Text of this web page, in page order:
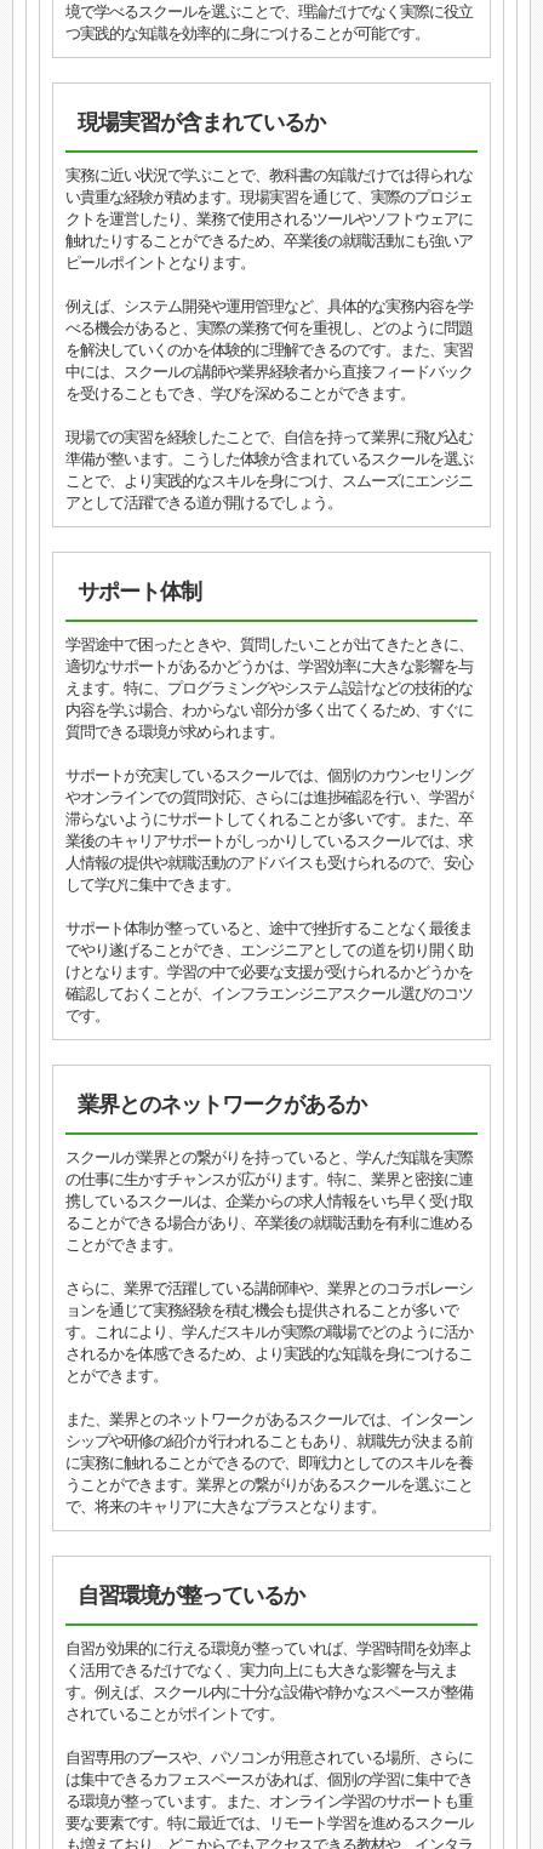
境で学べるスクールを選ぶことで、理論だけでなく実際に役立
つ実践的な知識を効率的に身につけることが可能です。
現場実習が含まれているか
実務に近い状況で学ぶことで、教科書の知識だけでは得られな
い貴重な経験が積めます。現場実習を通じて、実際のプロジェ
クトを運営したり、業務で使用されるツールやソフトウェアに
触れたりすることができるため、卒業後の就職活動にも強いア
ピールポイントとなります。
例えば、システム開発や運用管理など、具体的な実務内容を学
べる機会があると、実際の業務で何を重視し、どのように問題
を解決していくのかを体験的に理解できるのです。また、実習
中には、スクールの講師や業界経験者から直接フィードバック
を受けることもでき、学びを深めることができます。
現場での実習を経験したことで、自信を持って業界に飛び込む
準備が整います。こうした体験が含まれているスクールを選ぶ
ことで、より実践的なスキルを身につけ、スムーズにエンジニ
アとして活躍できる道が開けるでしょう。
サポート体制
学習途中で困ったときや、質問したいことが出てきたときに、
適切なサポートがあるかどうかは、学習効率に大きな影響を与
えます。特に、プログラミングやシステム設計などの技術的な
内容を学ぶ場合、わからない部分が多く出てくるため、すぐに
質問できる環境が求められます。
サポートが充実しているスクールでは、個別のカウンセリング
やオンラインでの質問対応、さらには進捗確認を行い、学習が
滞らないようにサポートしてくれることが多いです。また、卒
業後のキャリアサポートがしっかりしているスクールでは、求
人情報の提供や就職活動のアドバイスも受けられるので、安心
して学びに集中できます。
サポート体制が整っていると、途中で挫折することなく最後ま
でやり遂げることができ、エンジニアとしての道を切り開く助
けとなります。学習の中で必要な支援が受けられるかどうかを
確認しておくことが、インフラエンジニアスクール選びのコツ
です。
業界とのネットワークがあるか
スクールが業界との繋がりを持っていると、学んだ知識を実際
の仕事に生かすチャンスが広がります。特に、業界と密接に連
携しているスクールは、企業からの求人情報をいち早く受け取
ることができる場合があり、卒業後の就職活動を有利に進める
ことができます。
さらに、業界で活躍している講師陣や、業界とのコラボレーシ
ョンを通じて実務経験を積む機会も提供されることが多いで
す。これにより、学んだスキルが実際の職場でどのように活か
されるかを体感できるため、より実践的な知識を身につけるこ
とができます。
また、業界とのネットワークがあるスクールでは、インターン
シップや研修の紹介が行われることもあり、就職先が決まる前
に実務に触れることができるので、即戦力としてのスキルを養
うことができます。業界との繋がりがあるスクールを選ぶこと
で、将来のキャリアに大きなプラスとなります。
自習環境が整っているか
自習が効果的に行える環境が整っていれば、学習時間を効率よ
く活用できるだけでなく、実力向上にも大きな影響を与えま
す。例えば、スクール内に十分な設備や静かなスペースが整備
されていることがポイントです。
自習専用のブースや、パソコンが用意されている場所、さらに
は集中できるカフェスペースがあれば、個別の学習に集中でき
る環境が整っています。また、オンライン学習のサポートも重
要な要素です。特に最近では、リモート学習を進めるスクール
も増えており、どこからでもアクセスできる教材や、インタラ